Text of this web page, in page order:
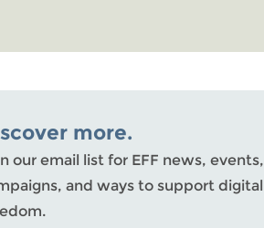
more.
our email list for EFF news, events,
and ways to support digital